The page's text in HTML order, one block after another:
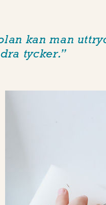
kan man
tycker.”